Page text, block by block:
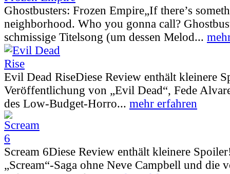
Ghostbusters: Frozen Empire„If there’s
neighborhood. Who you gonna call?
schmissige Titelsong (um dessen Melod...
Evil Dead RiseDiese Review enthält kleinere
Veröffentlichung von „Evil Dead“, Fede
des Low-Budget-Horro... mehr erfahren
Scream 6Diese Review enthält kleinere
„Scream“-Saga ohne Neve Campbell und die